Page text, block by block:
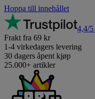
Hoppa till innehållet
4,4/5
Frakt fra 69 kr
1-4 virkedagers levering
30 dagers åpent kjøp
25.000+ artikler